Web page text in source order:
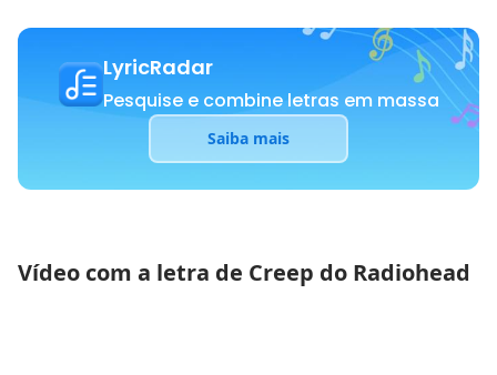
LyricRadar
Pesquise e combine letras em massa
Saiba mais
Vídeo com a letra de Creep do Radiohead